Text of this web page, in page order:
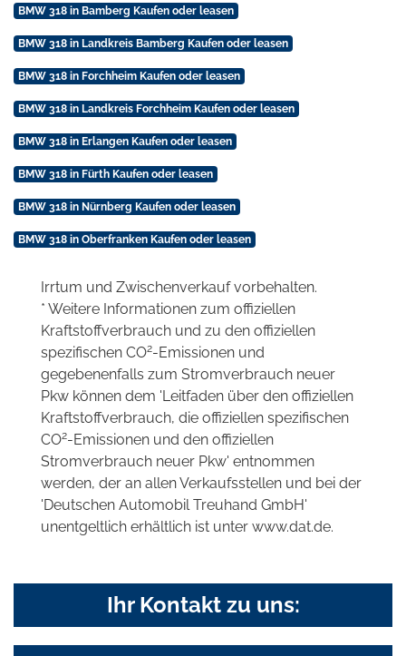
BMW 318 in Bamberg Kaufen oder leasen
BMW 318 in Landkreis Bamberg Kaufen oder leasen
BMW 318 in Forchheim Kaufen oder leasen
BMW 318 in Landkreis Forchheim Kaufen oder leasen
BMW 318 in Erlangen Kaufen oder leasen
BMW 318 in Fürth Kaufen oder leasen
BMW 318 in Nürnberg Kaufen oder leasen
BMW 318 in Oberfranken Kaufen oder leasen
Irrtum und Zwischenverkauf vorbehalten.
* Weitere Informationen zum offiziellen
Kraftstoffverbrauch und zu den offiziellen
spezifischen CO2-Emissionen und
gegebenenfalls zum Stromverbrauch neuer
Pkw können dem 'Leitfaden über den offiziellen
Kraftstoffverbrauch, die offiziellen spezifischen
CO2-Emissionen und den offiziellen
Stromverbrauch neuer Pkw' entnommen
werden, der an allen Verkaufsstellen und bei der
'Deutschen Automobil Treuhand GmbH'
unentgeltlich erhältlich ist unter www.dat.de.
Ihr Kontakt zu uns: